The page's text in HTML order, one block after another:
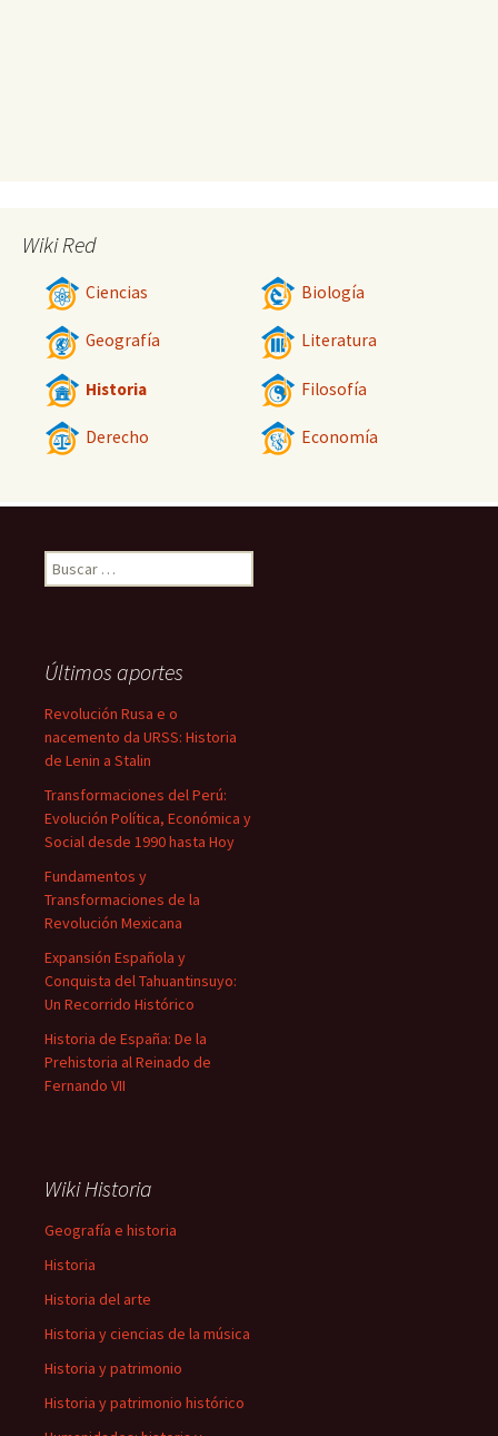
Wiki Red
Ciencias Biología
Geografía Literatura
Historia Filosofía
Derecho Economía
Buscar:
Últimos aportes
Revolución Rusa e o
nacemento da URSS: Historia
de Lenin a Stalin
Transformaciones del Perú:
Evolución Política, Económica y
Social desde 1990 hasta Hoy
Fundamentos y
Transformaciones de la
Revolución Mexicana
Expansión Española y
Conquista del Tahuantinsuyo:
Un Recorrido Histórico
Historia de España: De la
Prehistoria al Reinado de
Fernando VII
Wiki Historia
Geografía e historia
Historia
Historia del arte
Historia y ciencias de la música
Historia y patrimonio
Historia y patrimonio histórico